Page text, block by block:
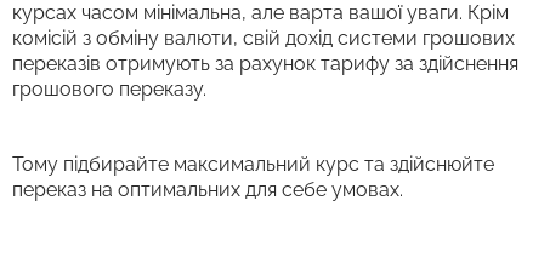
курсах часом мінімальна, але варта вашої уваги. Крім
комісій з обміну валюти, свій дохід системи грошових
переказів отримують за рахунок тарифу за здійснення
грошового переказу.
Тому підбирайте максимальний курс та здійснюйте
переказ на оптимальних для себе умовах.